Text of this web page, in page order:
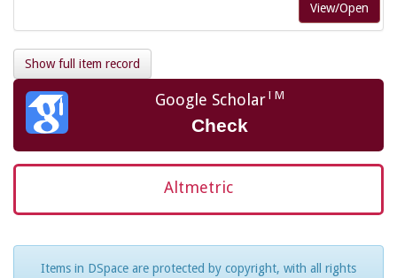
View/Open
Show full item record
Google ScholarTM
Check
Altmetric
Items in DSpace are protected by copyright, with all rights